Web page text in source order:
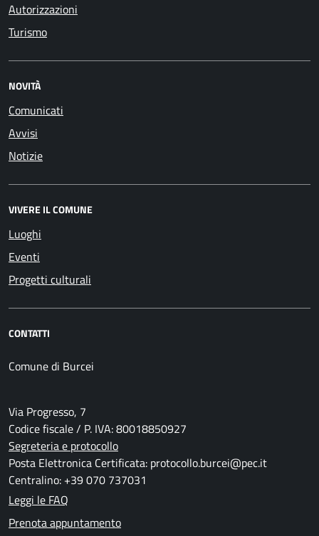
Autorizzazioni
Turismo
NOVITÀ
Comunicati
Avvisi
Notizie
VIVERE IL COMUNE
Luoghi
Eventi
Progetti culturali
CONTATTI
Comune di Burcei
Via Progresso, 7
Codice fiscale / P. IVA: 80018850927
Segreteria e protocollo
Posta Elettronica Certificata: protocollo.burcei@pec.it
Centralino: +39 070 737031
Leggi le FAQ
Prenota appuntamento